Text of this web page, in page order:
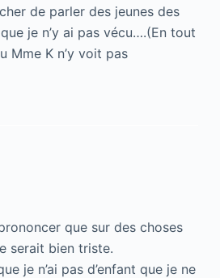
de parler des jeunes des
je n’y ai pas vécu….(En tout
Mme K n’y voit pas
que sur des choses
serait bien triste.
je n’ai pas d’enfant que je ne